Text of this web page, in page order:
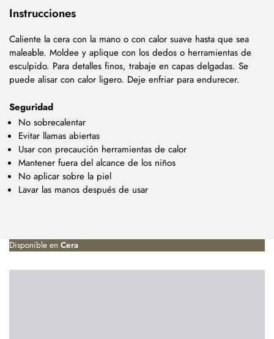
Instrucciones
Caliente la cera con la mano o con calor suave hasta que sea
maleable. Moldee y aplique con los dedos o herramientas de
esculpido. Para detalles finos, trabaje en capas delgadas. Se
puede alisar con calor ligero. Deje enfriar para endurecer.
Seguridad
No sobrecalentar
Evitar llamas abiertas
Usar con precaución herramientas de calor
Mantener fuera del alcance de los niños
No aplicar sobre la piel
Lavar las manos después de usar
Disponible en Cera